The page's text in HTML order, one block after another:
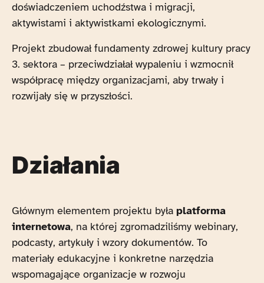
doświadczeniem uchodźstwa i migracji,
aktywistami i aktywistkami ekologicznymi.
Projekt zbudował fundamenty zdrowej kultury pracy
3. sektora – przeciwdziałał wypaleniu i wzmocnił
współpracę między organizacjami, aby trwały i
rozwijały się w przyszłości.
Działania
Głównym elementem projektu była platforma
internetowa, na której zgromadziliśmy webinary,
podcasty, artykuły i wzory dokumentów. To
materiały edukacyjne i konkretne narzędzia
wspomagające organizacje w rozwoju